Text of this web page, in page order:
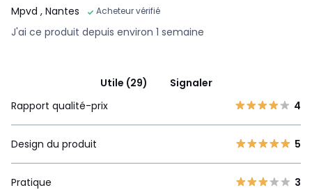
Mpvd , Nantes Acheteur vérifié
J'ai ce produit depuis environ 1 semaine
Utile (29)
Signaler
Rapport qualité-prix
4
Design du produit 5
Pratique 3